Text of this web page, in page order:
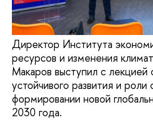
Директор Института
ресурсов и изменения
Макаров выступил с
устойчивого развития и
формировании новой
2030 года.